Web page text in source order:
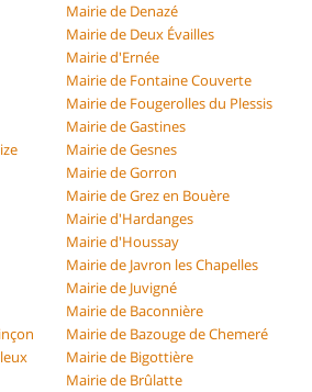
Mairie de Denazé
Mairie de Deux Évailles
Mairie d'Ernée
Mairie de Fontaine Couverte
Mairie de Fougerolles du Plessis
Mairie de Gastines
Mairie de Gesnes
Mairie de Gorron
Mairie de Grez en Bouère
Mairie d'Hardanges
Mairie d'Houssay
Mairie de Javron les Chapelles
Mairie de Juvigné
Mairie de Baconnière
Mairie de Bazouge de Chemeré
Mairie de Bigottière
Mairie de Brûlatte